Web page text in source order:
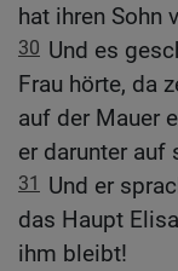
hat ihren Sohn
30 Und es
Frau hörte, da
auf der Mauer
er darunter auf
31 Und er
das Haupt
ihm bleibt!